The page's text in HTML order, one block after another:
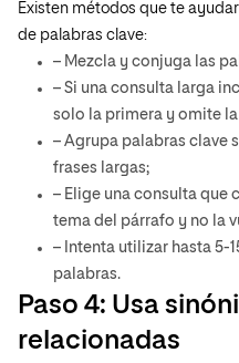
Existen métodos que te
de palabras clave:
– Mezcla y conjuga las
– Si una consulta larga
solo la primera y omite
– Agrupa palabras clave
frases largas;
– Elige una consulta que
tema del párrafo y no la
– Intenta utilizar hasta 5-
palabras.
Paso 4: Usa
relacionadas